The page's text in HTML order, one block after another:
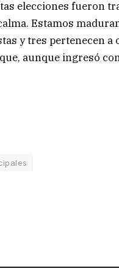
elecciones fueron
Estamos
y tres pertenecen
aunque ingresó